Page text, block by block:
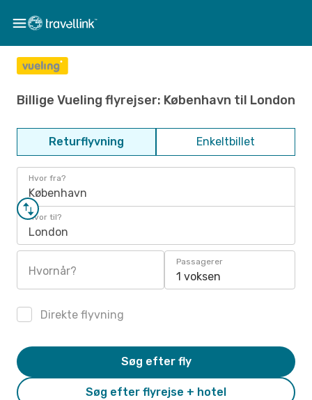
Billige Vueling flyrejser: København til London
Returflyvning Enkeltbillet
Hvor fra?
København
Hvor til?
London
Hvornår?
Passagerer
1 voksen
Direkte flyvning
Søg efter flyrejse + hotel
Søg efter fly